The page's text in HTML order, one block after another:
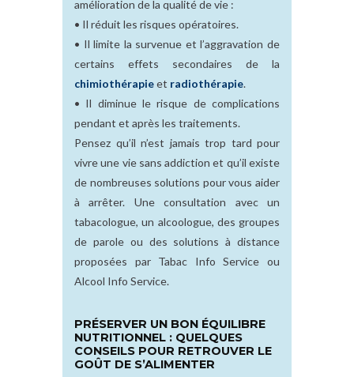
amélioration de la qualité de vie :
• Il réduit les risques opératoires.
• Il limite la survenue et l’aggravation de
certains effets secondaires de la
chimiothérapieet radiothérapie.
• Il diminue le risque de complications
pendant et après les traitements.
Pensez qu’il n’est jamais trop tard pour
vivre une vie sans addiction et qu’il existe
de nombreuses solutions pour vous aider
à arrêter. Une consultation avec un
tabacologue, un alcoologue, des groupes
de parole ou des solutions à distance
proposées par Tabac Info Service ou
Alcool Info Service.
PRÉSERVER UN BON ÉQUILIBRE
NUTRITIONNEL : QUELQUES
CONSEILS POUR RETROUVER LE
GOÛT DE S’ALIMENTER